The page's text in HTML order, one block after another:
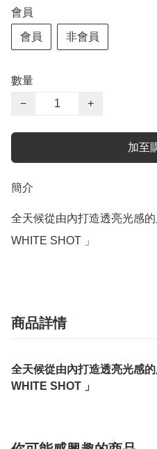
會員
會員 非會員
數量
−
+
加至
簡介
全天候從由內打造透亮光感
WHITE SHOT 」
商品詳情
全天候從由內打造透亮光感
WHITE SHOT 」